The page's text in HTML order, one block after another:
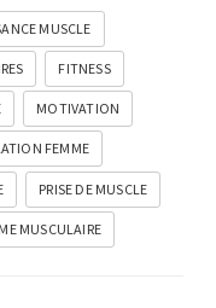
MUSCLE
FITNESS
MOTIVATION
FEMME
PRISE DE MUSCLE
MUSCULAIRE